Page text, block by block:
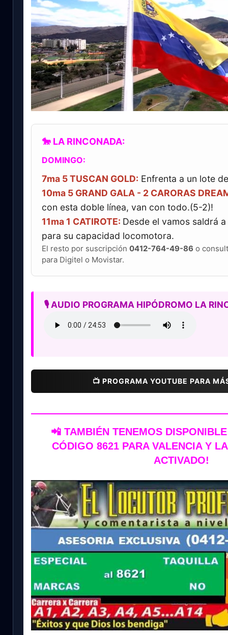
🐎 LA RINCONADA:
DOMINGO:
7ma 5 TUSCAN GOLD: Enfrenta a un lote
10ma 5 GRAND GALA - 2 CARORAS
con esta doble línea, van con todo.(5-2)!
11ma 1 CATIROTE: Desde el vamos saldrá
para su capacidad locomotora.
El resto por suscripción 0412-764-49-86 o
para Digitel o Movistar.
🎙️ AUDIO PROGRAMA HIPÓDROMO LA
📺 PROGRAMA YOUTUBE PARA
📲 TAMBIÉN TENEMOS
CÓDIGO 8621 PARA VALENCIA Y
ACTIVADO!